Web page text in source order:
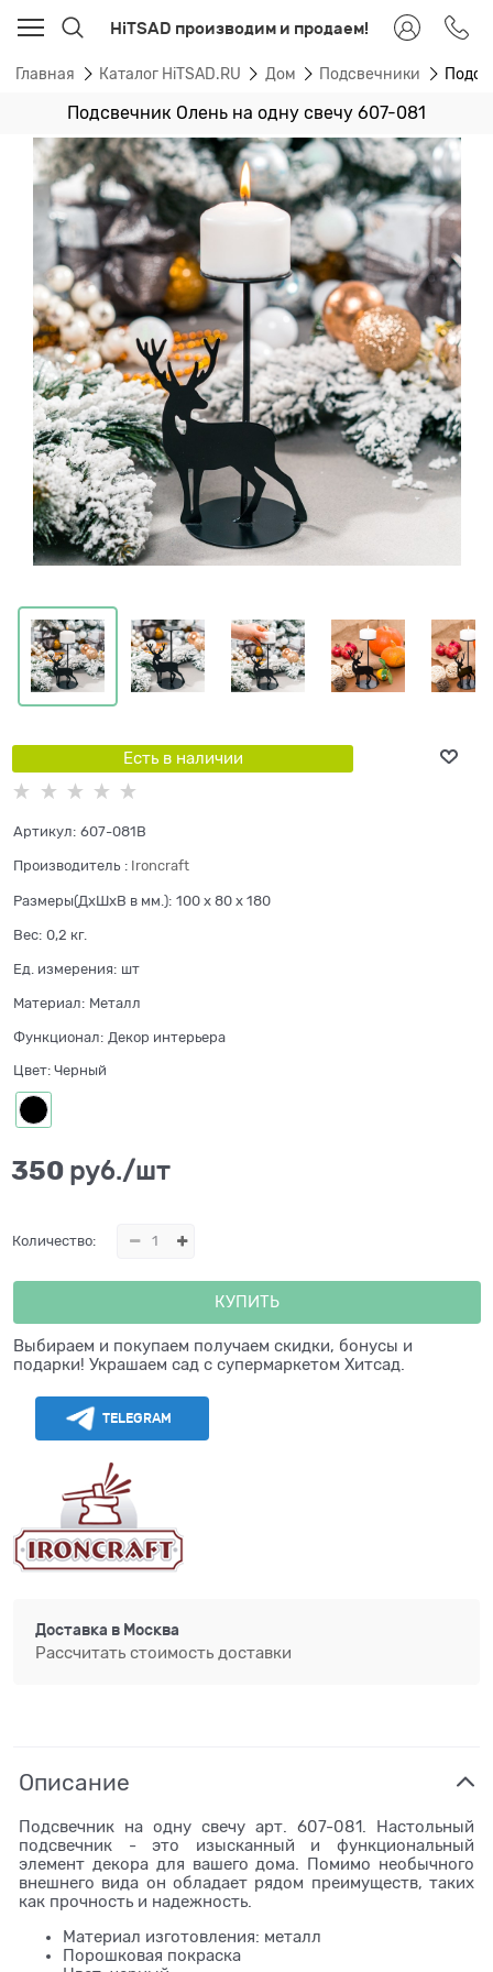
HiTSAD производим и продаем!
Главная Каталог HiTSAD.RU Дом Подсвечники
Подсвечник Олень на одну свечу 607-081
Есть в наличии
Артикул: 607-081B
Производитель : Ironcraft
Размеры(ДхШхВ в мм.): 100 x 80 x 180
Вес: 0,2 кг.
Ед. измерения: шт
Материал: Металл
Функционал: Декор интерьера
Цвет: Черный
350 руб./шт
Количество:
КУПИТЬ
Выбираем и покупаем получаем скидки, бонусы и
подарки! Украшаем сад с супермаркетом Хитсад.
TELEGRAM
Доставка в Москва
Рассчитать стоимость доставки
Описание
Подсвечник на одну свечу арт. 607-081. Настольный
подсвечник - это изысканный и функциональный
элемент декора для вашего дома. Помимо необычного
внешнего вида он обладает рядом преимуществ, таких
как прочность и надежность.
Материал изготовления: металл
Порошковая покраска